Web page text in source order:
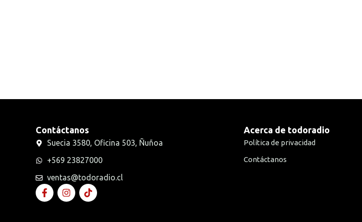
Contáctanos
Suecia 3580, Oficina 503, Ñuñoa
+569 23827000
ventas@todoradio.cl
Acerca de todoradio
Política de privacidad
Contáctanos